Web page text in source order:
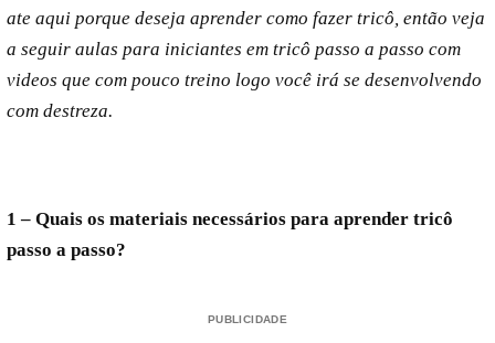
ate aqui porque deseja aprender como fazer tricô, então veja
a seguir aulas para iniciantes em tricô passo a passo com
videos que com pouco treino logo você irá se desenvolvendo
com destreza.
1 – Quais os materiais necessários para aprender tricô
passo a passo?
PUBLICIDADE